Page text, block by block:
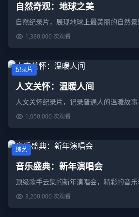
自然奇观：地球之美
自然纪录片，展现地球上最美丽的自然景
1,380,000 次观看
纪录片
人文关怀：温暖人间
人文关怀纪录片，记录普通人的温暖故事
1,050,000 次观看
综艺
音乐盛典：新年演唱会
顶级歌手云集的新年演唱会，精彩的音乐
3,200,000 次观看